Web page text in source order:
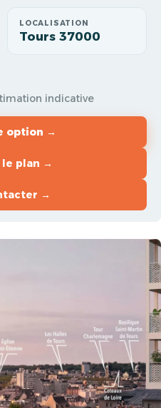
LOCALISATION
Tours 37000
indicative
option →
le plan →
→